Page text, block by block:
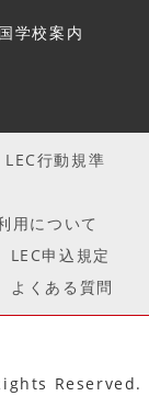
学校案内
LEC行動規準
用について
LEC申込規定
よくある質問
Reserved.